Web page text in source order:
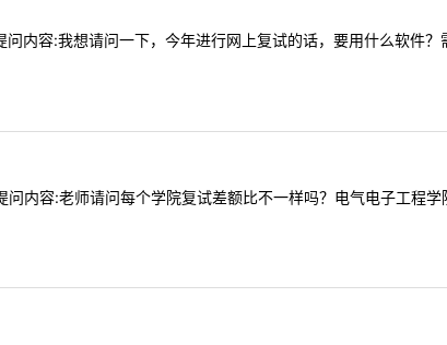
容:我想请问一下，今年进行网上复试的话，要用什么软件？
容:老师请问每个学院复试差额比不一样吗？电气电子工程学